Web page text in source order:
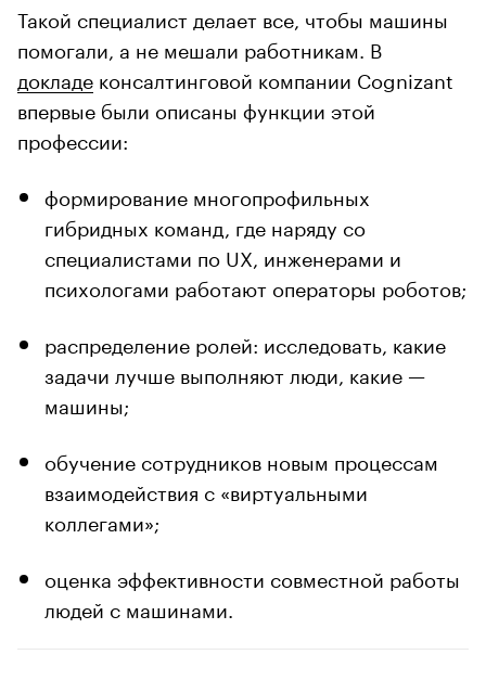
Такой специалист делает все, чтобы машины
помогали, а не мешали работникам. В
докладе консалтинговой компании Cognizant
впервые были описаны функции этой
профессии:
формирование многопрофильных
гибридных команд, где наряду со
специалистами по UX, инженерами и
психологами работают операторы роботов;
распределение ролей: исследовать, какие
задачи лучше выполняют люди, какие —
машины;
обучение сотрудников новым процессам
взаимодействия с «виртуальными
коллегами»;
оценка эффективности совместной работы
людей с машинами.